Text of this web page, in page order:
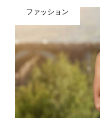
ファッション